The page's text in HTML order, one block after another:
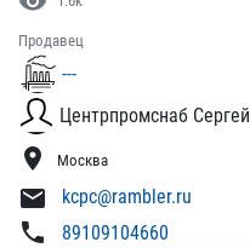
Продавец
---
Центрпромснаб Сергей
location_on Москва
mail kcpc@rambler.ru
phone 89109104660